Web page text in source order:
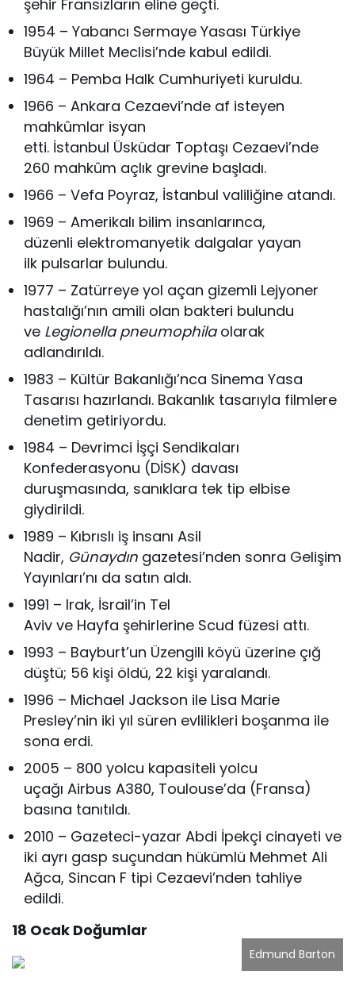
şehir Fransızların eline geçti.
1954 – Yabancı Sermaye Yasası Türkiye
Büyük Millet Meclisi’nde kabul edildi.
1964 – Pemba Halk Cumhuriyeti kuruldu.
1966 – Ankara Cezaevi’nde af isteyen
mahkûmlar isyan
etti. İstanbul Üsküdar Toptaşı Cezaevi’nde
260 mahkûm açlık grevine başladı.
1966 – Vefa Poyraz, İstanbul valiliğine atandı.
1969 – Amerikalı bilim insanlarınca,
düzenli elektromanyetik dalgalar yayan
ilk pulsarlar bulundu.
1977 – Zatürreye yol açan gizemli Lejyoner
hastalığı’nın amili olan bakteri bulundu
ve Legionella pneumophilaolarak
adlandırıldı.
1983 – Kültür Bakanlığı’nca Sinema Yasa
Tasarısı hazırlandı. Bakanlık tasarıyla filmlere
denetim getiriyordu.
1984 – Devrimci İşçi Sendikaları
Konfederasyonu (DİSK) davası
duruşmasında, sanıklara tek tip elbise
giydirildi.
1989 – Kıbrıslı iş insanı Asil
Nadir, Günaydın gazetesi’nden sonra Gelişim
Yayınları’nı da satın aldı.
1991 – Irak, İsrail’in Tel
Aviv ve Hayfa şehirlerine Scud füzesi attı.
1993 – Bayburt’un Üzengili köyü üzerine çığ
düştü; 56 kişi öldü, 22 kişi yaralandı.
1996 – Michael Jackson ile Lisa Marie
Presley’nin iki yıl süren evlilikleri boşanma ile
sona erdi.
2005 – 800 yolcu kapasiteli yolcu
uçağı Airbus A380, Toulouse’da (Fransa)
basına tanıtıldı.
2010 – Gazeteci-yazar Abdi İpekçi cinayeti ve
iki ayrı gasp suçundan hükümlü Mehmet Ali
Ağca, Sincan F tipi Cezaevi’nden tahliye
edildi.
18 Ocak Doğumlar
Edmund Barton